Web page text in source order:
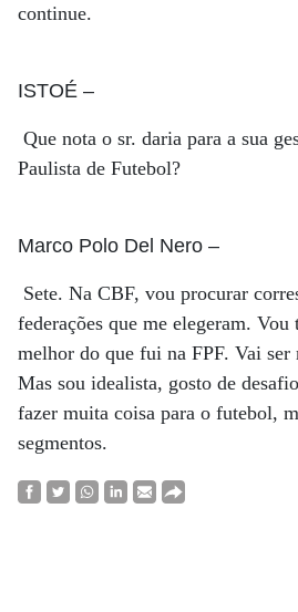
continue.
ISTOÉ –
Que nota o sr. daria para a sua
Paulista de Futebol?
Marco Polo Del Nero –
Sete. Na CBF, vou procurar
federações que me elegeram.
melhor do que fui na FPF. Vai
Mas sou idealista, gosto de
fazer muita coisa para o futebol,
segmentos.